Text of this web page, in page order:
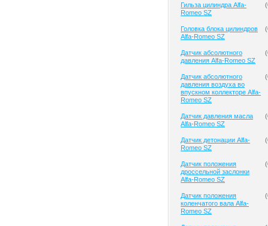
Гильза цилиндра Alfa-
Romeo SZ
(
Головка блока цилиндров
Alfa-Romeo SZ
(
Датчик абсолютного
давления Alfa-Romeo SZ
(
Датчик абсолютного
давления воздуха во
впускном коллекторе Alfa-
Romeo SZ
(
Датчик давления масла
Alfa-Romeo SZ
(
Датчик детонации Alfa-
Romeo SZ
(
Датчик положения
дроссельной заслонки
Alfa-Romeo SZ
(
Датчик положения
коленчатого вала Alfa-
Romeo SZ
(